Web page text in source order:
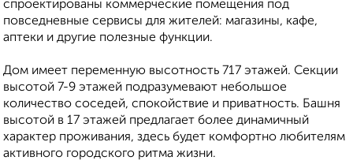
спроектированы коммерческие помещения под
повседневные сервисы для жителей: магазины, кафе,
аптеки и другие полезные функции.
Дом имеет переменную высотность 717 этажей. Секции
высотой 7-9 этажей подразумевают небольшое
количество соседей, спокойствие и приватность. Башня
высотой в 17 этажей предлагает более динамичный
характер проживания, здесь будет комфортно любителям
активного городского ритма жизни.